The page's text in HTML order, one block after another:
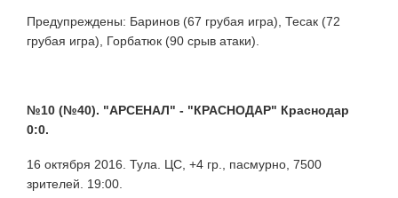
Предупреждены: Баринов (67 грубая игра), Тесак (72
грубая игра), Горбатюк (90 срыв атаки).
№10 (№40). "АРСЕНАЛ" - "КРАСНОДАР" Краснодар
0:0.
16 октября 2016. Тула. ЦС, +4 гр., пасмурно, 7500
зрителей. 19:00.